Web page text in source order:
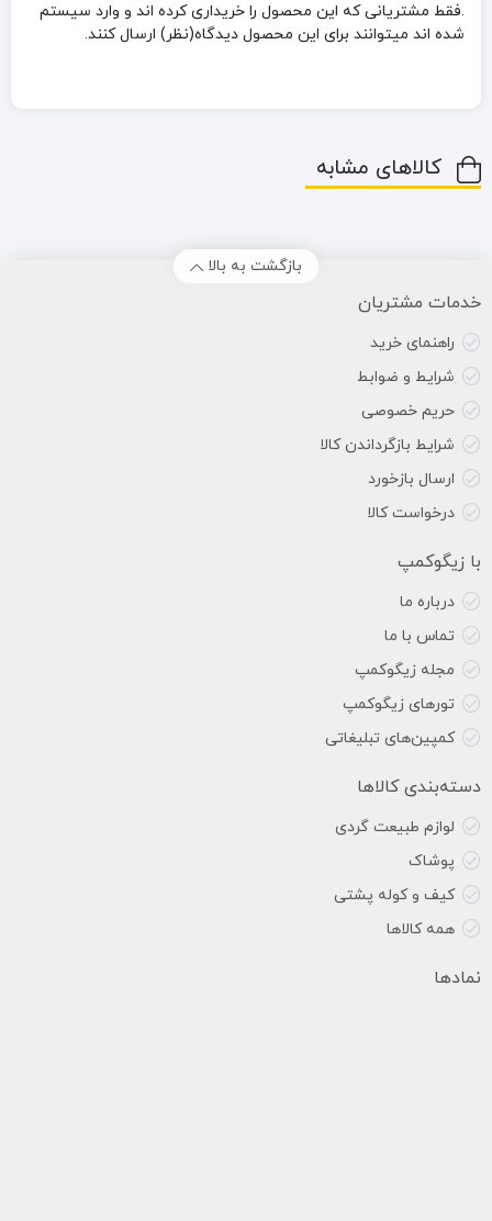
.فقط مشتریانی که این محصول را خریداری کرده اند و وارد سیستم
شده اند میتوانند برای این محصول دیدگاه(نظر) ارسال کنند.
کالاهای مشابه
بازگشت به بالا
خدمات مشتریان
راهنمای خرید
شرایط و ضوابط
حریم خصوصی
شرایط بازگرداندن کالا
ارسال بازخورد
درخواست کالا
با زیگوکمپ
درباره ما
تماس با ما
مجله زیگوکمپ
تورهای زیگوکمپ
کمپین‌های تبلیغاتی
دسته‌بندی کالاها
لوازم طبیعت گردی
پوشاک
کیف و کوله پشتی
همه کالاها
نمادها